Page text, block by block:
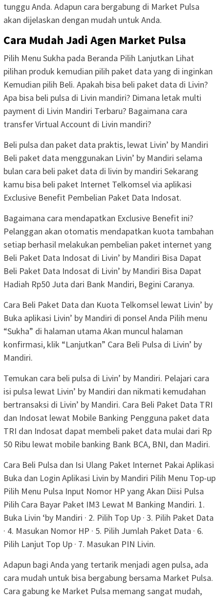
tunggu Anda. Adapun cara bergabung di Market Pulsa
akan dijelaskan dengan mudah untuk Anda.
Cara Mudah Jadi Agen Market Pulsa
Pilih Menu Sukha pada Beranda Pilih Lanjutkan Lihat
pilihan produk kemudian pilih paket data yang di inginkan
Kemudian pilih Beli. Apakah bisa beli paket data di Livin?
Apa bisa beli pulsa di Livin mandiri? Dimana letak multi
payment di Livin Mandiri Terbaru? Bagaimana cara
transfer Virtual Account di Livin mandiri?
Beli pulsa dan paket data praktis, lewat Livin’ by Mandiri
Beli paket data menggunakan Livin’ by Mandiri selama
bulan cara beli paket data di livin by mandiri Sekarang
kamu bisa beli paket Internet Telkomsel via aplikasi
Exclusive Benefit Pembelian Paket Data Indosat.
Bagaimana cara mendapatkan Exclusive Benefit ini?
Pelanggan akan otomatis mendapatkan kuota tambahan
setiap berhasil melakukan pembelian paket internet yang
Beli Paket Data Indosat di Livin’ by Mandiri Bisa Dapat
Beli Paket Data Indosat di Livin’ by Mandiri Bisa Dapat
Hadiah Rp50 Juta dari Bank Mandiri, Begini Caranya.
Cara Beli Paket Data dan Kuota Telkomsel lewat Livin’ by
Buka aplikasi Livin’ by Mandiri di ponsel Anda Pilih menu
“Sukha” di halaman utama Akan muncul halaman
konfirmasi, klik “Lanjutkan” Cara Beli Pulsa di Livin’ by
Mandiri.
Temukan cara beli pulsa di Livin’ by Mandiri. Pelajari cara
isi pulsa lewat Livin’ by Mandiri dan nikmati kemudahan
bertransaksi di Livin’ by Mandiri. Cara Beli Paket Data TRI
dan Indosat lewat Mobile Banking Pengguna paket data
TRI dan Indosat dapat membeli paket data mulai dari Rp
50 Ribu lewat mobile banking Bank BCA, BNI, dan Madiri.
Cara Beli Pulsa dan Isi Ulang Paket Internet Pakai Aplikasi
Buka dan Login Aplikasi Livin by Mandiri Pilih Menu Top-up
Pilih Menu Pulsa Input Nomor HP yang Akan Diisi Pulsa
Pilih Cara Bayar Paket IM3 Lewat M Banking Mandiri. 1.
Buka Livin ‘by Mandiri · 2. Pilih Top Up · 3. Pilih Paket Data
· 4. Masukan Nomor HP · 5. Pilih Jumlah Paket Data · 6.
Pilih Lanjut Top Up · 7. Masukan PIN Livin.
Adapun bagi Anda yang tertarik menjadi agen pulsa, ada
cara mudah untuk bisa bergabung bersama Market Pulsa.
Cara gabung ke Market Pulsa memang sangat mudah,